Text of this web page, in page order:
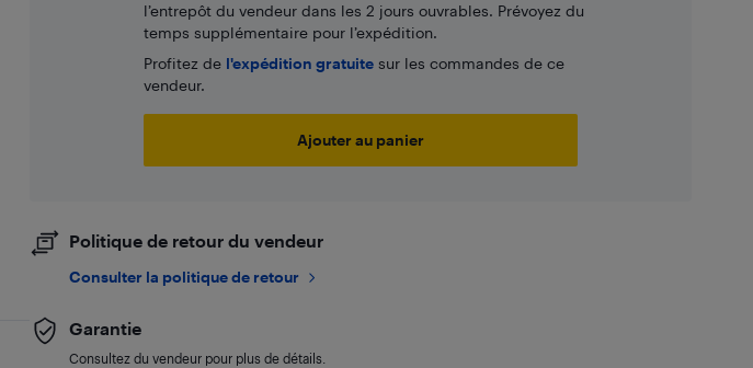
l’entrepôt du vendeur dans les 2 jours ouvrables. Prévoyez du
temps supplémentaire pour l’expédition.
Profitez de l'expédition gratuitesur les commandes de ce
vendeur.
Ajouter au panier
Politique de retour du vendeur
Consulter la politique de retour
Garantie
Consultez du vendeur pour plus de détails.